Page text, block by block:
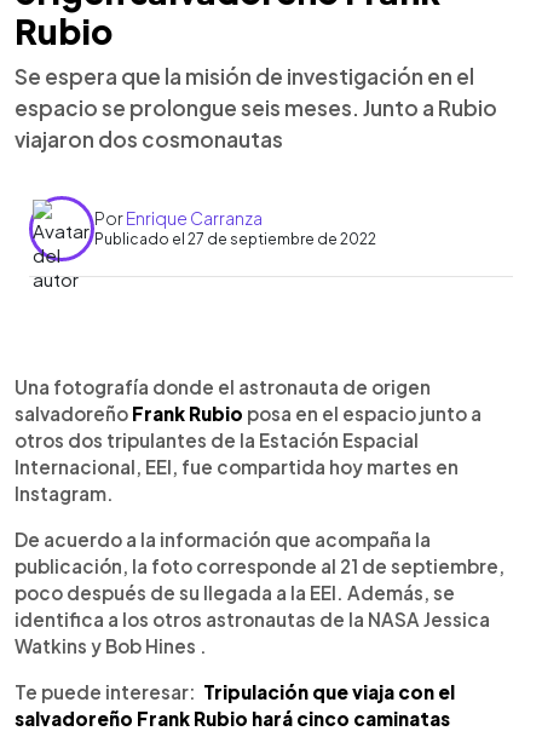
Rubio
Se espera que la misión de investigación en el
espacio se prolongue seis meses. Junto a Rubio
viajaron dos cosmonautas
PorEnrique Carranza
Publicado el 27 de septiembre de 2022
Escuchar artículo
Una fotografía donde el astronauta de origen
salvadoreño Frank Rubio posa en el espacio junto a
otros dos tripulantes de la Estación Espacial
Internacional, EEI, fue compartida hoy martes en
Instagram.
De acuerdo a la información que acompaña la
publicación, la foto corresponde al 21 de septiembre,
poco después de su llegada a la EEI. Además, se
identifica a los otros astronautas de la NASA Jessica
Watkins y Bob Hines .
Te puede interesar: Tripulación que viaja con el
salvadoreño Frank Rubio hará cinco caminatas